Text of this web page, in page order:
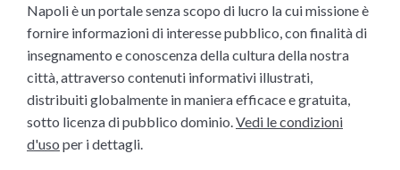
Napoli è un portale senza scopo di lucro la cui missione è
fornire informazioni di interesse pubblico, con finalità di
insegnamento e conoscenza della cultura della nostra
città, attraverso contenuti informativi illustrati,
distribuiti globalmente in maniera efficace e gratuita,
sotto licenza di pubblico dominio.Vedi le condizioni
d'uso per i dettagli.